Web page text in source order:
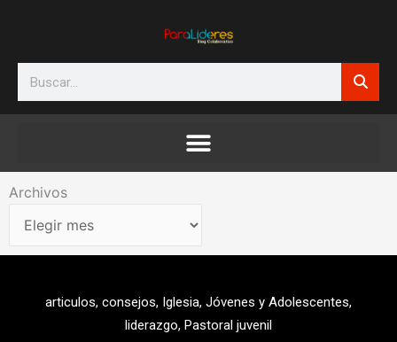
Search
Archivos
Archivos
articulos, consejos, Iglesia, Jóvenes y Adolescentes,
liderazgo, Pastoral juvenil